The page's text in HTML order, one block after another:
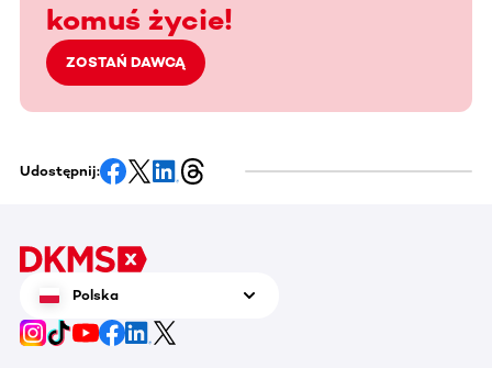
komuś życie!
ZOSTAŃ DAWCĄ
Udostępnij:
Polska